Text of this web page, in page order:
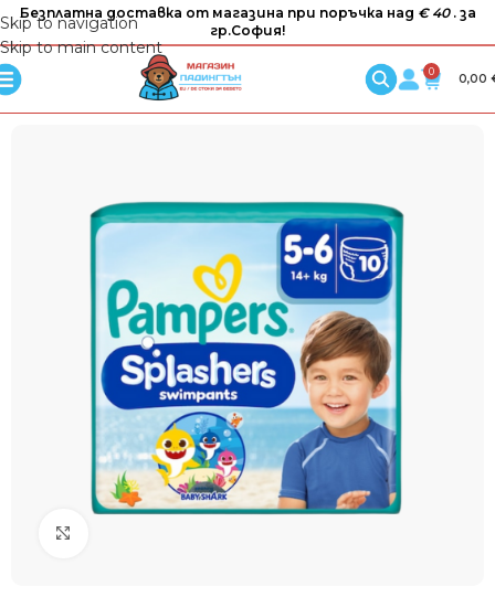
Skip to navigation
Skip to main content
Безплатна доставка от магазина при поръчка над € 40 . за
гр.София!
0
0,00